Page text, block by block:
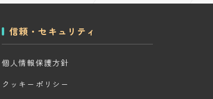
信頼・セキュリティ
個人情報保護方針
クッキーポリシー